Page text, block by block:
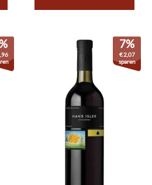
7%
€2,07
sparen